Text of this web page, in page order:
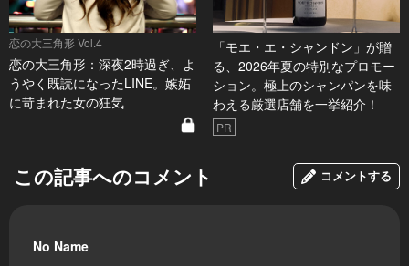
恋の大三角形 Vol.4
恋の大三角形：深夜2時過ぎ、よ
うやく既読になったLINE。嫉妬
に苛まれた女の狂気
「モエ・エ・シャンドン」が贈
る、2026年夏の特別なプロモー
ション。極上のシャンパンを味
わえる厳選店舗を一挙紹介！
PR
この記事へのコメント コメントする
No Name